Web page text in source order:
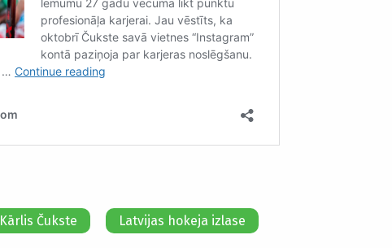
Kārlis Čukste Latvijas hokeja izlase